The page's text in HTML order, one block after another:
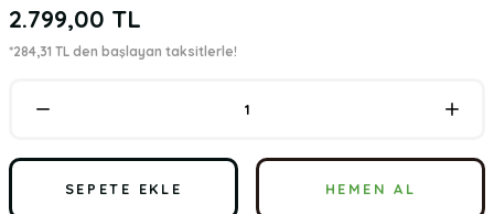
2.799,00 TL
*284,31 TL den başlayan taksitlerle!
SEPETE EKLE HEMEN AL